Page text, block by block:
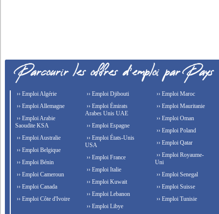
›› Emploi Algérie
›› Emploi Allemagne
›› Emploi Arabie
Saoudite KSA
›› Emploi Australie
›› Emploi Belgique
›› Emploi Bénin
›› Emploi Cameroun
›› Emploi Canada
›› Emploi Côte d'Ivoire
›› Emploi Djibouti
›› Emploi Émirats
Arabes Unis UAE
›› Emploi Espagne
›› Emploi États-Unis
USA
›› Emploi France
›› Emploi Italie
›› Emploi Kuwait
›› Emploi Lebanon
›› Emploi Libye
›› Emploi Maroc
›› Emploi Mauritanie
›› Emploi Oman
›› Emploi Poland
›› Emploi Qatar
›› Emploi Royaume-
Uni
›› Emploi Senegal
›› Emploi Suisse
›› Emploi Tunisie